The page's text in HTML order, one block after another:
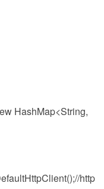
HashMap<String,
http